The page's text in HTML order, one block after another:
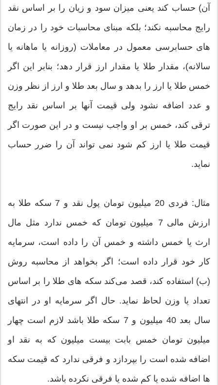
آن) حساب کند یعنی میزان سود و زیان را بر اساس نقد
رایج محاسبه نکند؛ بلکه مبنای محاسبات خود را در زمان
های حسابرسی معمول در معاملات (روزانه یا ماهانه یا
سالانه)، مقدار طلا یا مقدار ارز قرار دهد؛ بنابر این اگر
خمس طلا یا ارز را بدهد و سال بعد طلا و ارز از نظر وزن
و عدد اضافه نشود ولی قیمت آنها بر اساس نقد رایج
ترقی کند، خمس بر او واجب نیست و در این صورت اگر
قیمت طلا یا ارز کم شود نمی تواند آن را ضرر حساب
نماید.
مثال: فردی 20 میلیون تومان پول نقد و 7 سکه طلا به
ارزش مالی 7 میلیون تومان که خمس ندارد مثل مال
ارث یا خمس داشته و خمس آن را داده است، سرمایه
کار خود قرار داده است؛ اگر بخواهد از محاسبه روش
(ب) استفاده کند، قصد می‌کند سکه های طلا را بر اساس
تعداد یا وزن لحاظ نماید. حال اگر سرمایه او در انتهای
سال بعد 40 ‌میلیون و 7 سکه طلا باشد لازم است چهار
میلیون تومان خمس بابت بیست میلیون که به نقد او
اضافه شده است را بپردازد و فرقی ندارد که قیمت سکه
ها اضافه شده یا کم شده یا فرقی نکرده باشد.